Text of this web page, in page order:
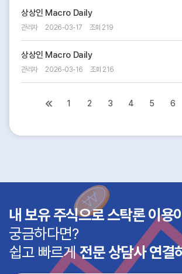
상상인 Macro Daily
관리자 2026-03-17 조회 219
상상인 Macro Daily
관리자 2026-03-16 조회 216
1 2 3 4 5 6
내 보유 주식으로 스탁론 이용
궁금하다면?
쉽고 빠르게전문 상담사 연결